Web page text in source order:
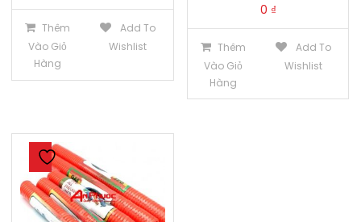
Thêm
Vào Giỏ
Hàng
Add To
Wishlist
0 ₫
Thêm
Vào Giỏ
Hàng
Add To
Wishlist